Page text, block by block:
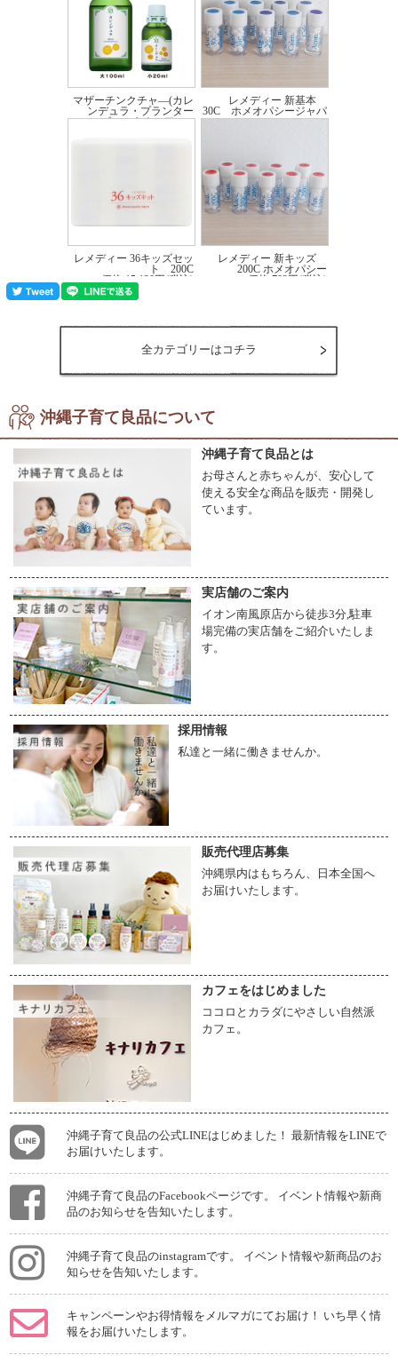
24：Lyc. ライコポディウム
25：Mag-p. マグフォス
26：Merc. マーキュリアス
27：Nat-m. ネイチュミュア
28：Nux-v. ナックスボミカ
29：Phos. フォスフォラス
31：Rhus-t. ラストックス
32：Ruta ルータ
短辺8.3cm×長辺11.3cm×高さ2.6ｃm（閉函時）
【原材料】
●レメディーのビン底をトントンと手のひらでたたいてください。
●レメディーを口の中に入れて自然に溶けるのを待ちます。
【使用上および保管上の注意】
●中フタがございませんので、多く出たレメディーは手に触れないようビンに戻し
てお使いください。
●パソコン・テレビ・冷蔵庫など電磁波の強い物の近くにレメディー・マザーチン
クチャー・フラワーエッセンス等を置かないでください。
●レメディーは直射日光を避け、常温で涼しい場所に保管してください。
●強い香りのするもの（香水等）の近くでの保管は避けてください。
●ビン内に水が入らないようにしてください。
●レメディーをとっている間は、刺激物と一緒にとらないことをおすすめします。
なお、はみがき等で避けられない場合は20分程間をあけてください。
予めご了承ください。
【在庫につきまして】
●当店は実店舗と複数のネットショップで在庫を共有しています。
そのためご注文後、在庫切れのご連絡をすることがございます。
●再入荷時期は、店舗の在庫状況により異なります。
そのためお届け時期がお客様のご要望に添えないことがございます。
予めご了承ください。
マザーチンクチャ―(カレ
ンデュラ・プランター
ゴ・エキネシア・...
レメディー 新基本
30C ホメオパシージャパ
ン
レメディー 36キッズセッ
ト 200C
価格:15,120円(税込)
レメディー 新キッズ
200C ホメオパシー
価格:702円(税込)
全カテゴリーはコチラ
沖縄子育て良品について
沖縄子育て良品とは
お母さんと赤ちゃんが、安心して
使える安全な商品を販売・開発し
ています。
実店舗のご案内
イオン南風原店から徒歩3分,駐車
場完備の実店舗をご紹介いたしま
す。
採用情報
私達と一緒に働きませんか。
販売代理店募集
沖縄県内はもちろん、日本全国へ
お届けいたします。
カフェをはじめました
ココロとカラダにやさしい自然派
カフェ。
沖縄子育て良品の公式LINEはじめました！ 最新情報をLINEで
お届けいたします。
沖縄子育て良品のFacebookページです。 イベント情報や新商
品のお知らせを告知いたします。
沖縄子育て良品のinstagramです。 イベント情報や新商品のお
知らせを告知いたします。
キャンペーンやお得情報をメルマガにてお届け！ いち早く情
報をお届けいたします。